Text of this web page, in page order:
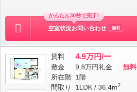
かんたん30秒で完了!
空室状況お問い合わせ 無料
賃料 4.9万円/ー
敷金 9.8万円礼金
無料
所在階 1階
間取り
1LDK / 36.4m2